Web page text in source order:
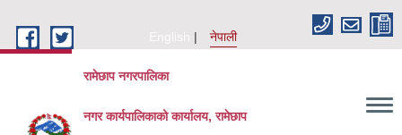
English
नेपाली
रामेछाप नगरपालिका
नगर कार्यपालिकाको कार्यालय, रामेछाप